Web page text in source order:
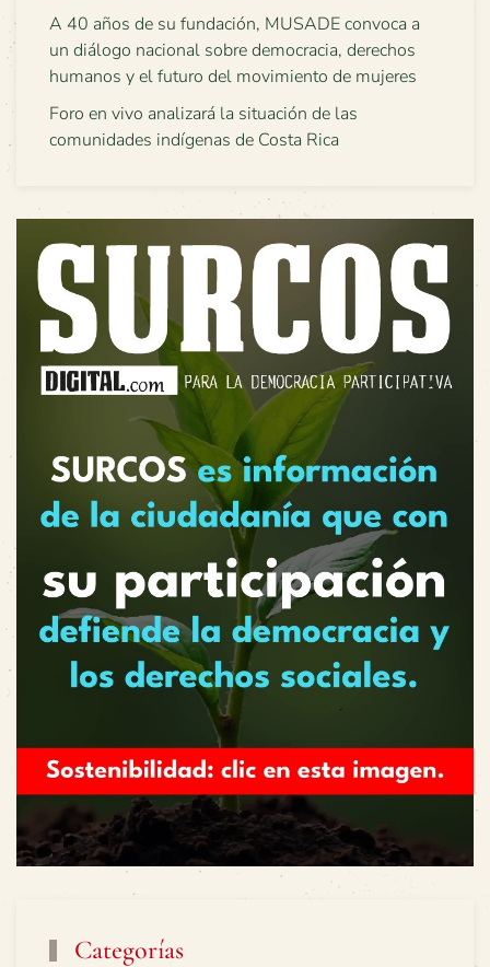
A 40 años de su fundación, MUSADE convoca a
un diálogo nacional sobre democracia, derechos
humanos y el futuro del movimiento de mujeres
Foro en vivo analizará la situación de las
comunidades indígenas de Costa Rica
Categorías